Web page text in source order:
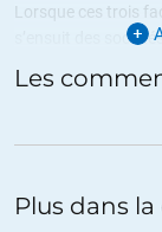
Lorsque ces trois
s’ensuit des
c’est le début des
Notre prochain très
forts taux
Les
Plus dans